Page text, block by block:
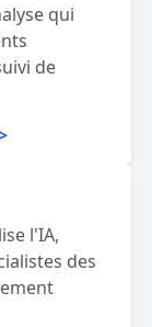
qui
de
l'IA,
des